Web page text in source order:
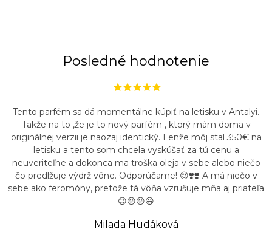
Posledné hodnotenie
Tento parfém sa dá momentálne kúpiť na letisku v Antalyi.
Takže na to ,že je to nový parfém , ktorý mám doma v
originálnej verzii je naozaj identický. Lenže môj stal 350€ na
letisku a tento som chcela vyskúšať za tú cenu a
neuveriteľne a dokonca ma troška oleja v sebe alebo niečo
čo predlžuje výdrž vône. Odporúčame! 😍❣️❣️ A má niečo v
sebe ako feromóny, pretože tá vôňa vzrušuje mňa aj priateľa
😉😝😝😃
Milada Hudáková